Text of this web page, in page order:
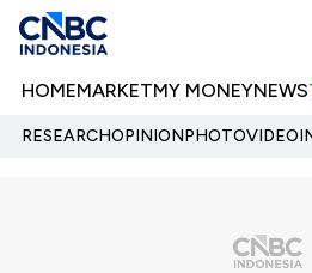
HOMEMARKETMY MONEYNEWS
RESEARCHOPINIONPHOTOVIDEO